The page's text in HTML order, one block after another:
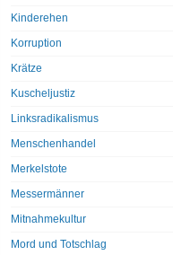
Kinderehen
Korruption
Krätze
Kuscheljustiz
Linksradikalismus
Menschenhandel
Merkelstote
Messermänner
Mitnahmekultur
Mord und Totschlag